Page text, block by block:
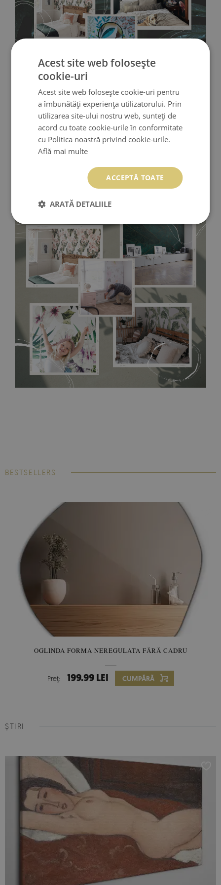
- durabilitate și rezistență. Vinilul este un
material rezistent la temperaturi ridicate și umezeală, iar
datorită bazei din vlies este rezistent și la întindere și
deformare, astfel încât poate fi folosit cu succes în bucatarie
sau în baie. Tapetul din vinil este rezistent și la amprente, este
suficient să-l ștergeți din când în când cu o lavetă umedă.
Montarea necesită utilizarea unui adeziv dedicat pentru
tapetul de vinil!
Fototapetul laminat
rezistent la umiditate și temperatură, astfel încât poate deveni
un decor original al bucătăriei și al băii, iar culorile sale își vor
păstra intensitatea ani de zile. Montarea nu necesită adeziv de
tapet, deoarece materialul este autoadeziv.
materialul de latex permite obținerea unui efect fotografic.
Acest tip de fototapet va funcționa excelent în sufragerie,
birou, camera copiilor și baie. Materialul durabil și culorile vii
garantează un efect impresionant pentru o lungă perioadă de
timp de utilizare. Montarea necesită utilizarea unui adeziv
dedicat pentru tapetul de latex.
BESTSELLERS
OGLINDA FORMA NEREGULATA FĂRĂ CADRU
Preţ: 199.99 LEI CUMPĂRĂ
ȘTIRI
Acest site web folosește
cookie-uri
Acest site web folosește cookie-uri pentru
a îmbunătăți experiența utilizatorului. Prin
utilizarea site-ului nostru web, sunteți de
acord cu toate cookie-urile în conformitate
cu Politica noastră privind cookie-urile.
Află mai multe
ACCEPTĂ TOATE
ARATĂ DETALIILE